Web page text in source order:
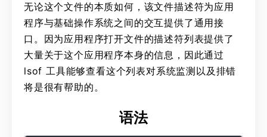
无论这个文件的本质如何，该文件描述符为应用
程序与基础操作系统之间的交互提供了通用接
口。因为应用程序打开文件的描述符列表提供了
大量关于这个应用程序本身的信息，因此通过
lsof 工具能够查看这个列表对系统监测以及排错
将是很有帮助的。
语法